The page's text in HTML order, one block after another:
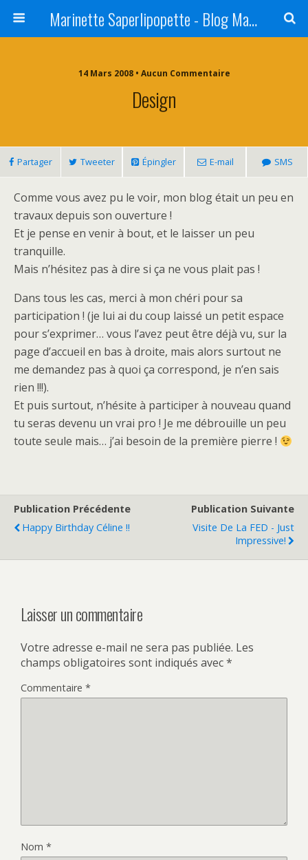
Marinette Saperlipopette - Blog Maman Angers Lifestyle - Ex Expat Montréal
14 Mars 2008 • Aucun Commentaire
Design
Partager Tweeter Épingler E-mail SMS
Comme vous avez pu le voir, mon blog était un peu en
travaux depuis son ouverture !
Et je pense en venir à bout, et le laisser un peu
tranquille.
Mais n’hésitez pas à dire si ça ne vous plait pas !
Dans tous les cas, merci à mon chéri pour sa
participation ! (je lui ai du coup laissé un petit espace
pour s’exprimer… vous l’avez peut être déjà vu, sur la
page d’accueil en bas à droite, mais alors surtout ne
me demandez pas à quoi ça correspond, je n’en sais
rien !!!).
Et puis surtout, n’hésite à participer à nouveau quand
tu seras devenu un vrai pro ! Je me débrouille un peu
toute seule mais… j’ai besoin de la première pierre !
Publication Précédente
Happy Birthday Céline !!
Publication Suivante
Visite De La FED - Just
Impressive!
Laisser un commentaire
Votre adresse e-mail ne sera pas publiée. Les
champs obligatoires sont indiqués avec*
Commentaire *
Nom *